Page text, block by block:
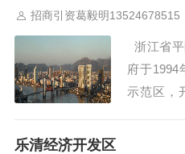
了得天独
招商引资葛毅明13524678515
浙江省
府于1994
示范区，
乐清经济开发区